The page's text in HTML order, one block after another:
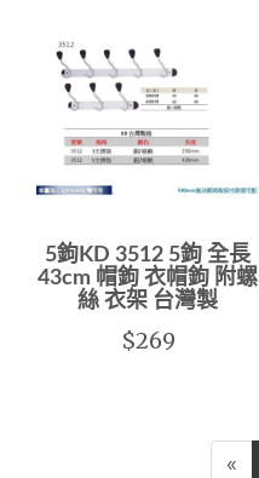
5鉤KD 3512 5鉤 全長
43cm 帽鉤 衣帽鉤 附螺
絲 衣架 台灣製
$269
«